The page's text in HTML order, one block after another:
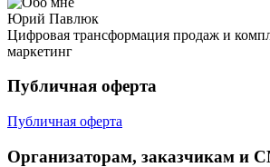
Юрий Павлюк
Цифровая трансформация продаж и
маркетинг
Публичная оферта
Публичная оферта
Организаторам, заказчикам и